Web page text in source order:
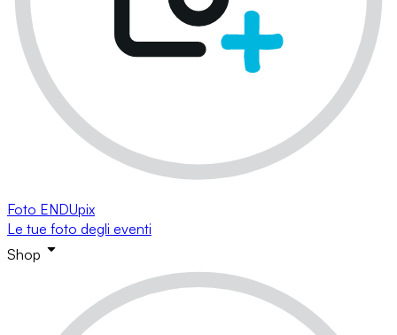
Foto ENDUpix
Le tue foto degli eventi
Shop